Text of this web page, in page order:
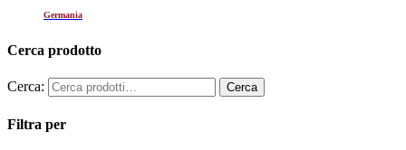
Germania
Cerca prodotto
Cerca:
Filtra per